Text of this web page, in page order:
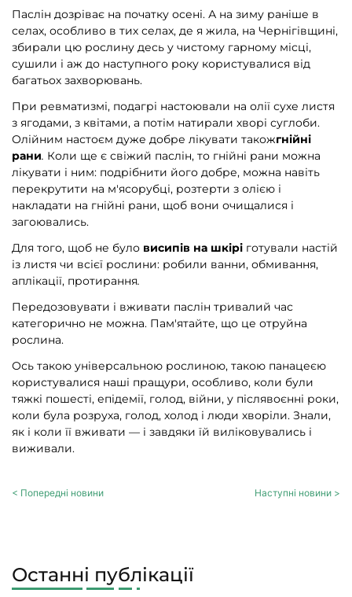
Паслін дозріває на початку осені. А на зиму раніше в
селах, особливо в тих селах, де я жила, на Чернігівщині,
збирали цю рослину десь у чистому гарному місці,
сушили і аж до наступного року користувалися від
багатьох захворювань.
При ревматизмі, подагрі настоювали на олії сухе листя
з ягодами, з квітами, а потім натирали хворі суглоби.
Олійним настоєм дуже добре лікувати такожгнійні
рани. Коли ще є свіжий паслін, то гнійні рани можна
лікувати і ним: подрібнити його добре, можна навіть
перекрутити на м'ясорубці, розтерти з олією і
накладати на гнійні рани, щоб вони очищалися і
загоювались.
Для того, щоб не було висипів на шкірі готували настій
із листя чи всієї рослини: робили ванни, обмивання,
аплікації, протирання.
Передозовувати і вживати паслін тривалий час
категорично не можна. Пам'ятайте, що це отруйна
рослина.
Ось такою універсальною рослиною, такою панацеєю
користувалися наші пращури, особливо, коли були
тяжкі пошесті, епідемії, голод, війни, у післявоєнні роки,
коли була розруха, голод, холод і люди хворіли. Знали,
як і коли її вживати — і завдяки їй виліковувались і
виживали.
< Попередні новини Наступні новини >
Останні публікації